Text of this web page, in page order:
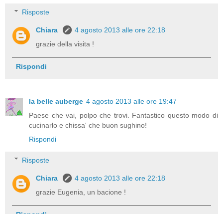
Risposte
Chiara
4 agosto 2013 alle ore 22:18
grazie della visita !
Rispondi
la belle auberge 4 agosto 2013 alle ore 19:47
Paese che vai, polpo che trovi. Fantastico questo modo di
cucinarlo e chissa' che buon sughino!
Rispondi
Risposte
Chiara
4 agosto 2013 alle ore 22:18
grazie Eugenia, un bacione !